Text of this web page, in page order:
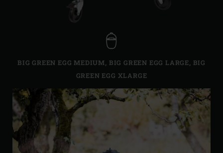
BIG GREEN EGG MEDIUM, BIG GREEN EGG LARGE, BIG
GREEN EGG XLARGE